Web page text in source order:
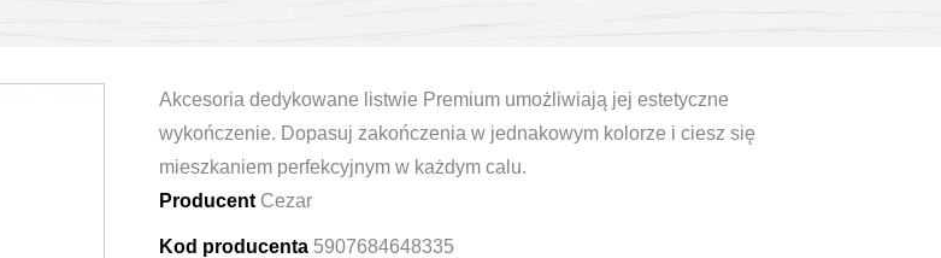
Akcesoria dedykowane listwie Premium umożliwiają jej estetyczne
wykończenie. Dopasuj zakończenia w jednakowym kolorze i ciesz się
mieszkaniem perfekcyjnym w każdym calu.
Producent Cezar
Kod producenta 5907684648335